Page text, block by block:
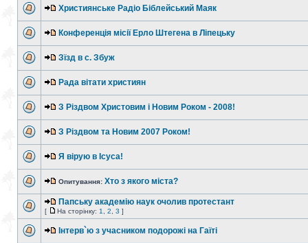
Християнське Радіо Біблейський Маяк
Конференція місії Ерло Штегена в Ліпецьку
Зїзд в с. Збуж
Рада вітати християн
З Різдвом Христовим і Новим Роком - 2008!
З Різдвом та Новим 2007 Роком!
Я вірую в Ісуса!
Опитування: Хто з якого міста?
Папську академію наук очолив протестант
[ На сторінку: 1 2 3 ]
Інтерв`ю з учасником подорожі на Гаїті